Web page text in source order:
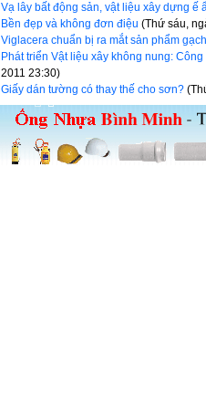
Vạ lây bất động sản, vật liệu xây dựng ế
Bền đẹp và không đơn điệu(Thứ sáu,
Viglacera chuẩn bị ra mắt sản phẩm
Phát triển Vật liệu xây không nung:
2011 23:30)
Giấy dán tường có thay thế cho sơn?